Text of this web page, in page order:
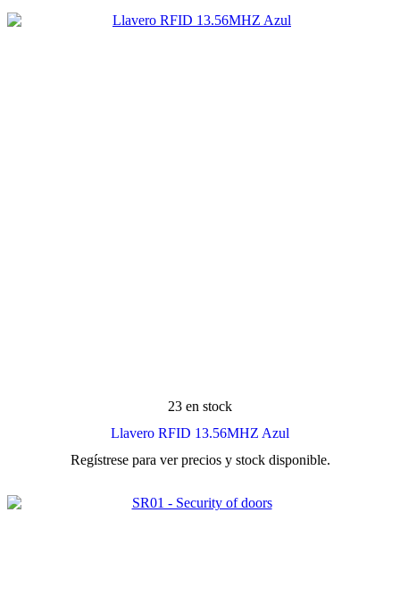
23 en stock
Llavero RFID 13.56MHZ Azul
Regístrese para ver precios y stock disponible.